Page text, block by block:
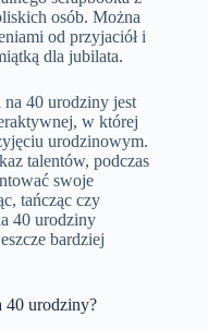
osób. Można
od przyjaciół i
dla jubilata.
na 40 urodziny jest
w której
urodzinowym.
talentów, podczas
swoje
tańcząc czy
40 urodziny
bardziej
40 urodziny?